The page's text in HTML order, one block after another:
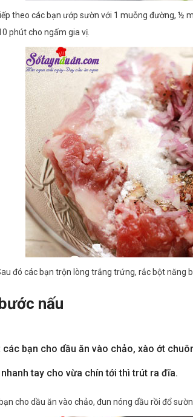
các bạn ướp sườn với 1 muỗng đường, ½
phút cho ngấm gia vị.
các bạn trộn lòng trắng trứng, rắc bột năng
nấu
các bạn cho dầu ăn vào chảo, xào ớt
tay cho vừa chín tới thì trút ra đĩa.
bạn cho dầu ăn vào chảo, đun nóng dầu rồi đổ